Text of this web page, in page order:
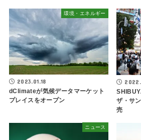
環境・エネルギー
2023.01.18
dClimateが気候データマーケット
プレイスをオープン
ザ・サ
売
ニュース